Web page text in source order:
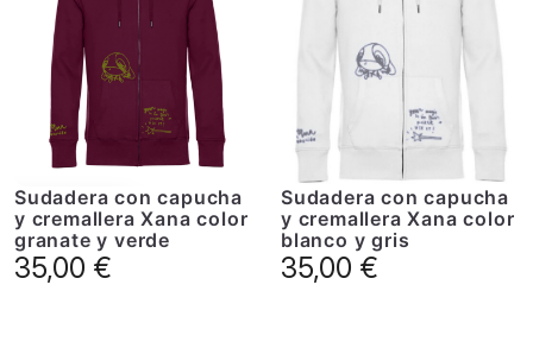
Sudadera con capucha
y cremallera Xana color
granate y verde
35,00 €
Sudadera con capucha
y cremallera Xana color
blanco y gris
35,00 €